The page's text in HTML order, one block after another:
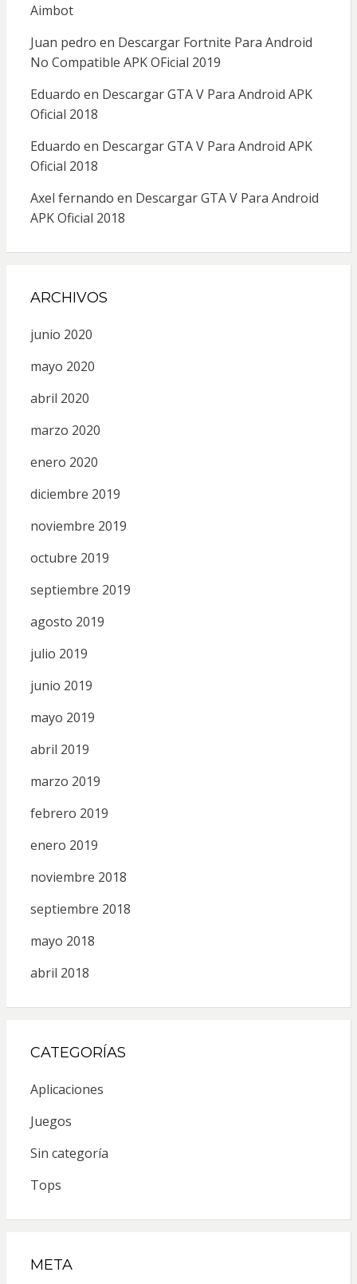
Aimbot
Juan pedro en Descargar Fortnite Para Android
No Compatible APK OFicial 2019
Eduardo en Descargar GTA V Para Android APK
Oficial 2018
Eduardo en Descargar GTA V Para Android APK
Oficial 2018
Axel fernando en Descargar GTA V Para Android
APK Oficial 2018
ARCHIVOS
junio 2020
mayo 2020
abril 2020
marzo 2020
enero 2020
diciembre 2019
noviembre 2019
octubre 2019
septiembre 2019
agosto 2019
julio 2019
junio 2019
mayo 2019
abril 2019
marzo 2019
febrero 2019
enero 2019
noviembre 2018
septiembre 2018
mayo 2018
abril 2018
CATEGORÍAS
Aplicaciones
Juegos
Sin categoría
Tops
META